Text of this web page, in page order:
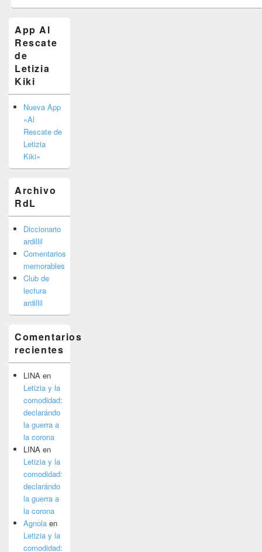
área
de
widget
barra
lateral
primaria
App Al
Rescate
de
Letizia
Kiki
Nueva App
«Al
Rescate de
Letizia
Kiki»
Archivo
RdL
Diccionario
ardillil
Comentarios
memorables
Club de
lectura
ardillil
Comentarios
recientes
LINA en
Letizia y la
comodidad:
declarándo
la guerra a
la corona
LINA en
Letizia y la
comodidad:
declarándo
la guerra a
la corona
Agnola en
Letizia y la
comodidad: